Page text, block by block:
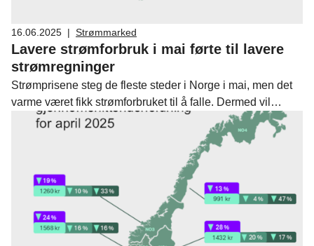
16.06.2025 | Strømmarked
Lavere strømforbruk i mai førte til lavere
strømregninger
Strømprisene steg de fleste steder i Norge i mai, men det
varme været fikk strømforbruket til å falle. Dermed vil
husholdninger over hele Norge få lavere strømregninger
for mai enn de fikk for april, viser Fornybar Norges